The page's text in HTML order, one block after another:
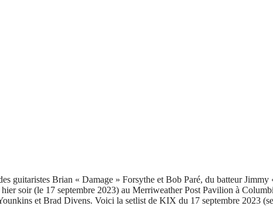
guitaristes Brian « Damage » Forsythe et Bob Paré, du batteur
soir (le 17 septembre 2023) au Merriweather Post Pavilion à
et Brad Divens. Voici la setlist de KIX du 17 septembre 2023